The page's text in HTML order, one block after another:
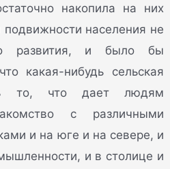
накопила на них
подвижности населения не
развития, и было бы
какая-нибудь сельская
то, что дает людям
с различными
и на юге и на севере, и
и в столице и